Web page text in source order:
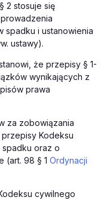
2 stosuje się
spadku i ustanowienia
ustawy).
że przepisy § 1-
wynikających z
prawa
za zobowiązania
Kodeksu
oraz o
(art. 98 § 1 Ordynacji
cywilnego